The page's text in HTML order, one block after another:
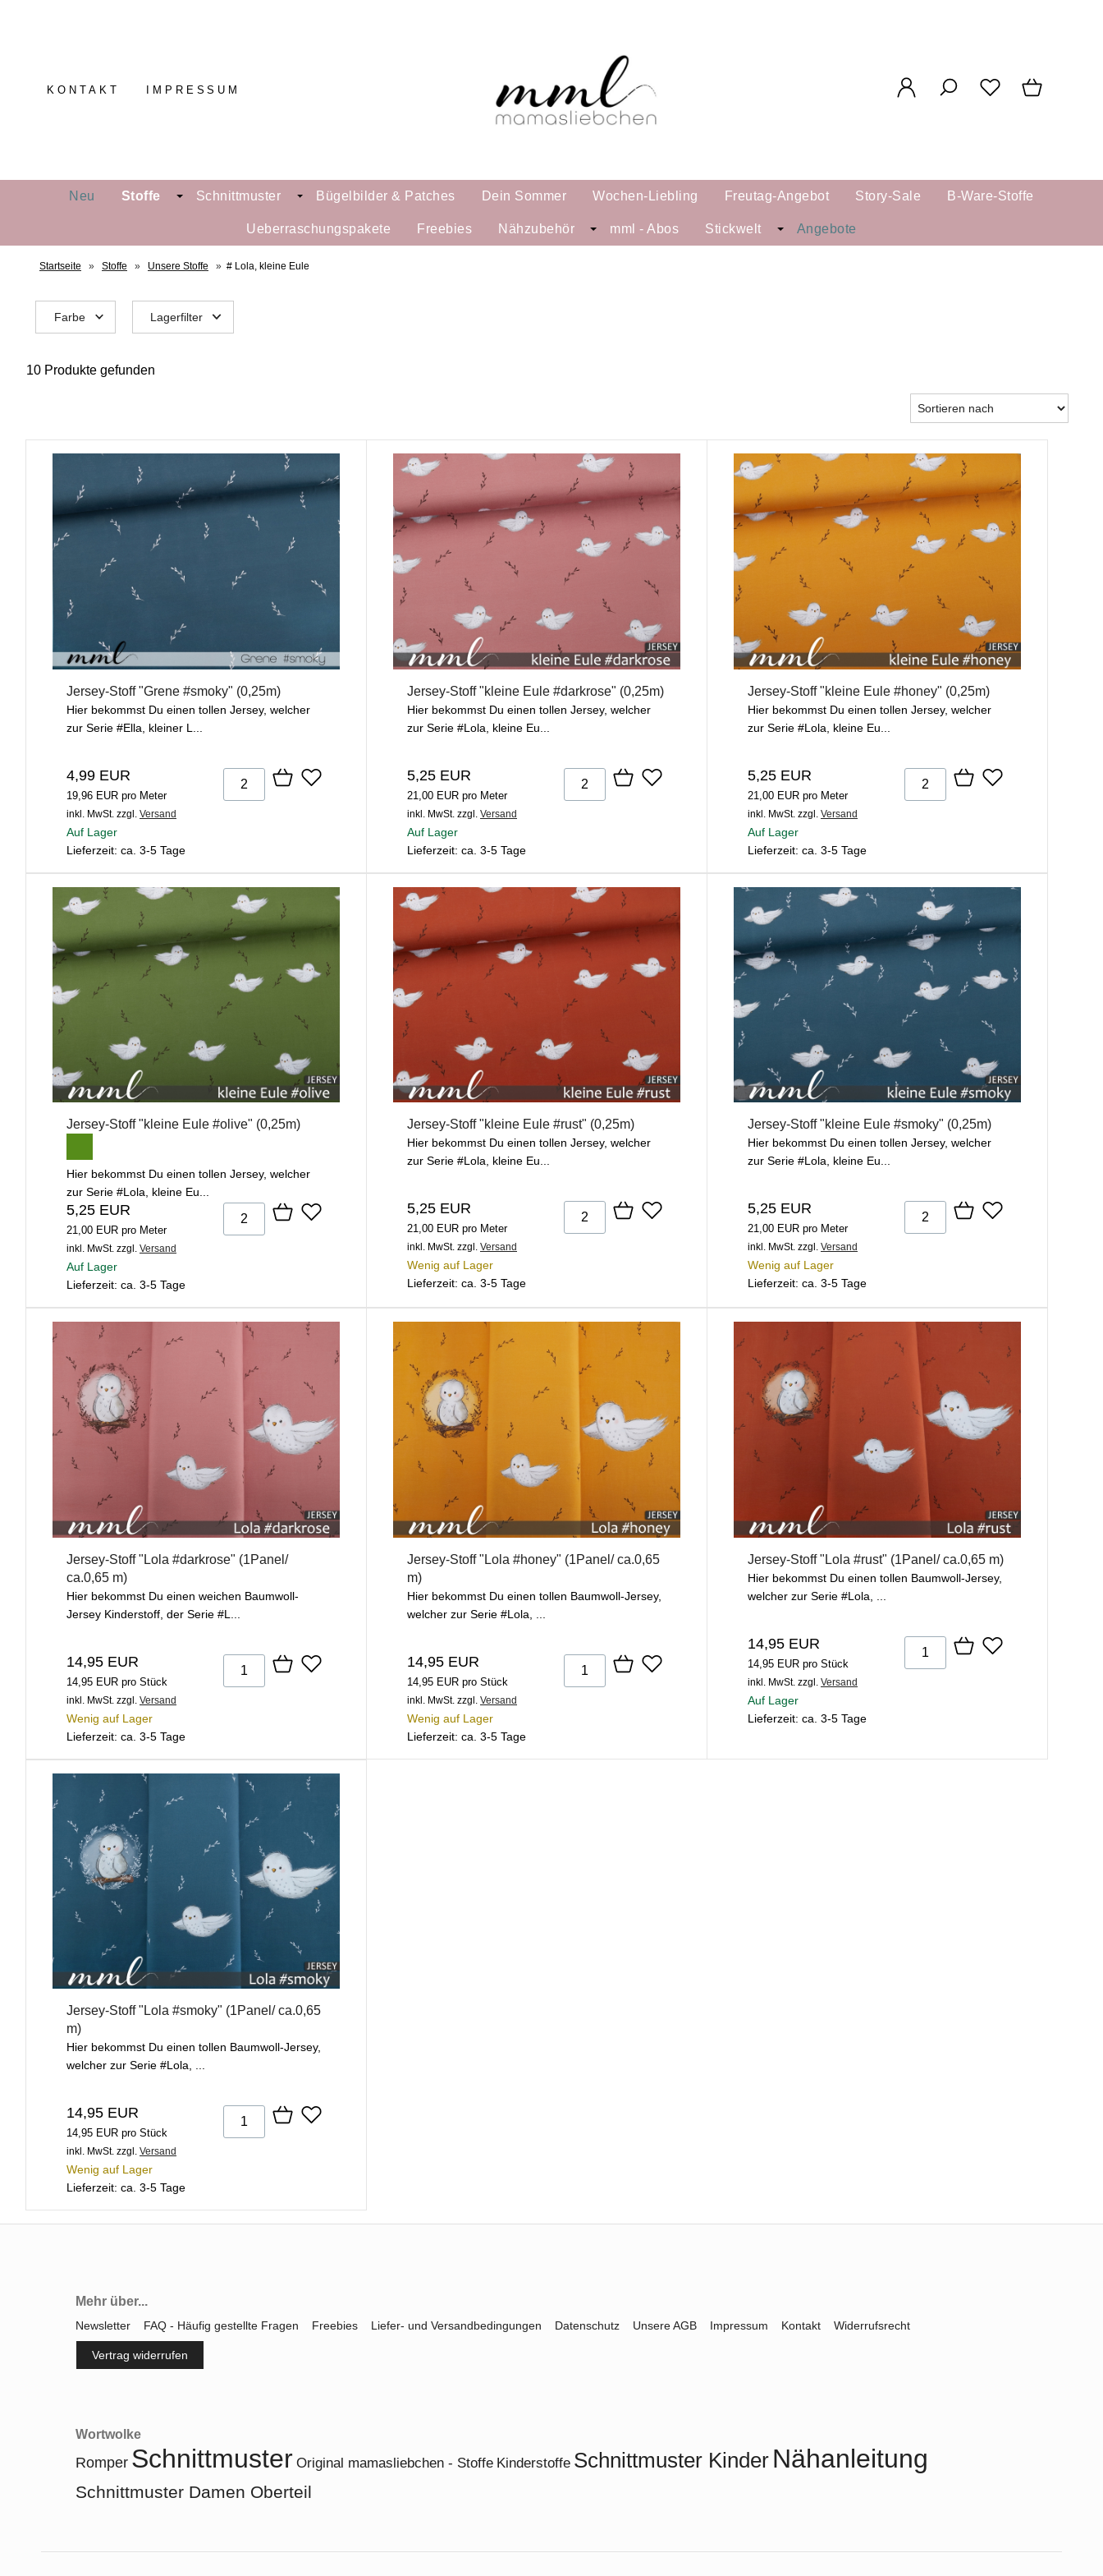
KONTAKT IMPRESSUM
Neu Stoffe Schnittmuster Bügelbilder & Patches Dein Sommer Wochen-Liebling Freutag-Angebot Story-Sale B-Ware-Stoffe
Ueberraschungspakete Freebies Nähzubehör mml - Abos Stickwelt Angebote
Startseite » Stoffe » Unsere Stoffe » # Lola, kleine Eule
Farbe Lagerfilter
10 Produkte gefunden
Jersey-Stoff "Grene #smoky" (0,25m)
Hier bekommst Du einen tollen Jersey, welcher
zur Serie #Ella, kleiner L...
4,99 EUR
19,96 EUR pro Meter
inkl. MwSt. zzgl. Versand
Auf Lager
Lieferzeit: ca. 3-5 Tage
Jersey-Stoff "kleine Eule #darkrose" (0,25m)
Hier bekommst Du einen tollen Jersey, welcher
zur Serie #Lola, kleine Eu...
5,25 EUR
21,00 EUR pro Meter
inkl. MwSt. zzgl. Versand
Auf Lager
Lieferzeit: ca. 3-5 Tage
Jersey-Stoff "kleine Eule #honey" (0,25m)
Hier bekommst Du einen tollen Jersey, welcher
zur Serie #Lola, kleine Eu...
5,25 EUR
21,00 EUR pro Meter
inkl. MwSt. zzgl. Versand
Auf Lager
Lieferzeit: ca. 3-5 Tage
Jersey-Stoff "kleine Eule #olive" (0,25m)
Hier bekommst Du einen tollen Jersey, welcher
zur Serie #Lola, kleine Eu...
5,25 EUR
21,00 EUR pro Meter
inkl. MwSt. zzgl. Versand
Auf Lager
Lieferzeit: ca. 3-5 Tage
Jersey-Stoff "kleine Eule #rust" (0,25m)
Hier bekommst Du einen tollen Jersey, welcher
zur Serie #Lola, kleine Eu...
5,25 EUR
21,00 EUR pro Meter
inkl. MwSt. zzgl. Versand
Wenig auf Lager
Lieferzeit: ca. 3-5 Tage
Jersey-Stoff "kleine Eule #smoky" (0,25m)
Hier bekommst Du einen tollen Jersey, welcher
zur Serie #Lola, kleine Eu...
5,25 EUR
21,00 EUR pro Meter
inkl. MwSt. zzgl. Versand
Wenig auf Lager
Lieferzeit: ca. 3-5 Tage
Jersey-Stoff "Lola #darkrose" (1Panel/
ca.0,65 m)
Hier bekommst Du einen weichen Baumwoll-
Jersey Kinderstoff, der Serie #L...
14,95 EUR
14,95 EUR pro Stück
inkl. MwSt. zzgl. Versand
Wenig auf Lager
Lieferzeit: ca. 3-5 Tage
Jersey-Stoff "Lola #honey" (1Panel/ ca.0,65
m)
Hier bekommst Du einen tollen Baumwoll-Jersey,
welcher zur Serie #Lola, ...
14,95 EUR
14,95 EUR pro Stück
inkl. MwSt. zzgl. Versand
Wenig auf Lager
Lieferzeit: ca. 3-5 Tage
Jersey-Stoff "Lola #rust" (1Panel/ ca.0,65 m)
Hier bekommst Du einen tollen Baumwoll-Jersey,
welcher zur Serie #Lola, ...
14,95 EUR
14,95 EUR pro Stück
inkl. MwSt. zzgl. Versand
Auf Lager
Lieferzeit: ca. 3-5 Tage
Jersey-Stoff "Lola #smoky" (1Panel/ ca.0,65
m)
Hier bekommst Du einen tollen Baumwoll-Jersey,
welcher zur Serie #Lola, ...
14,95 EUR
14,95 EUR pro Stück
inkl. MwSt. zzgl. Versand
Wenig auf Lager
Lieferzeit: ca. 3-5 Tage
Mehr über...
Newsletter FAQ - Häufig gestellte Fragen Freebies Liefer- und Versandbedingungen Datenschutz Unsere AGB Impressum Kontakt Widerrufsrecht
Vertrag widerrufen
Wortwolke
Romper Schnittmuster Original mamasliebchen - Stoffe Kinderstoffe Schnittmuster Kinder Nähanleitung
Schnittmuster Damen Oberteil